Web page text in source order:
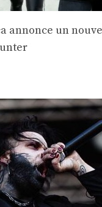
annonce un